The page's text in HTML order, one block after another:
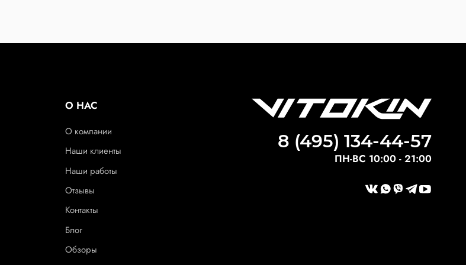
О НАС
О компании
Наши клиенты
Наши работы
Отзывы
Контакты
Блог
Обзоры
8 (495) 134-44-57
ПН-ВС 10:00 - 21:00